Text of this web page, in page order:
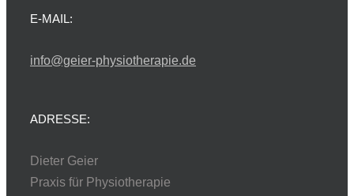
Produktseite
werden
E-MAIL:
info@geier-physiotherapie.de
ADRESSE:
Dieter Geier
Praxis für Physiotherapie